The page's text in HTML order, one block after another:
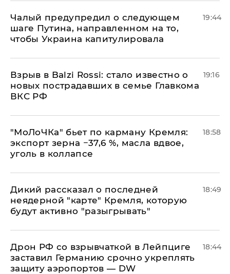
Чалый предупредил о следующем
шаге Путина, направленном на то,
чтобы Украина капитулировала
19:44
Взрыв в Balzi Rossi: стало известно о
новых пострадавших в семье Главкома
ВКС РФ
19:16
​"МоЛоЧКа" бьет по карману Кремля:
экспорт зерна −37,6 %, масла вдвое,
уголь в коллапсе
18:58
Дикий рассказал о последней
неядерной "карте" Кремля, которую
будут активно "разыгрывать"
18:49
​Дрон РФ со взрывчаткой в Лейпциге
заставил Германию срочно укреплять
защиту аэропортов — DW
18:44